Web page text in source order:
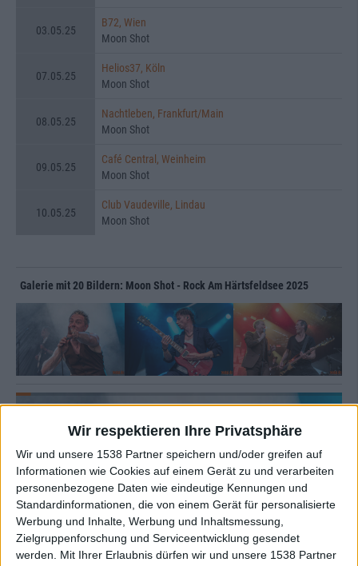
Wir respektieren Ihre Privatsphäre
Wir und unsere 1538 Partner speichern und/oder greifen auf
Informationen wie Cookies auf einem Gerät zu und verarbeiten
personenbezogene Daten wie eindeutige Kennungen und
Standardinformationen, die von einem Gerät für personalisierte
Werbung und Inhalte, Werbung und Inhaltsmessung,
Zielgruppenforschung und Serviceentwicklung gesendet
werden.
Mit Ihrer Erlaubnis dürfen wir und unsere 1538 Partner
03.05.25
B72, Wien
Moon Shot
07.05.25
Helios37, Köln
Moon Shot
08.05.25
Nachtleben, Frankfurt/Main
Moon Shot
09.05.25
Café Central, Weinheim
Moon Shot
10.05.25
Club Vaudeville, Lindau
Moon Shot
Galerie mit 20 Bildern: Moon Shot - Rock Am Härtsfeldsee 2025